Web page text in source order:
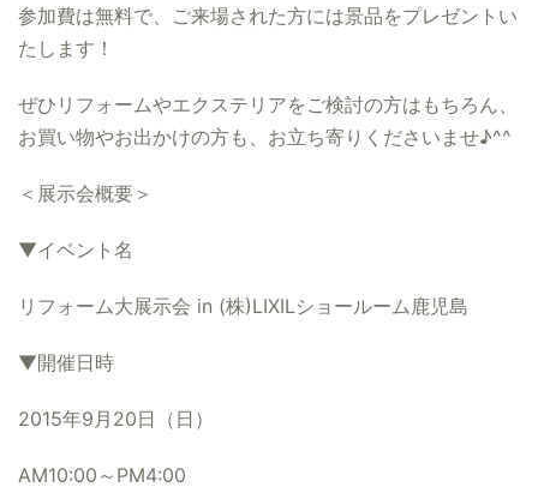
参加費は無料で、ご来場された方には景品をプレゼントい
たします！
ぜひリフォームやエクステリアをご検討の方はもちろん、
お買い物やお出かけの方も、お立ち寄りくださいませ♪^^
＜展示会概要＞
▼イベント名
リフォーム大展示会 in (株)LIXILショールーム鹿児島
▼開催日時
2015年9月20日（日）
AM10:00～PM4:00